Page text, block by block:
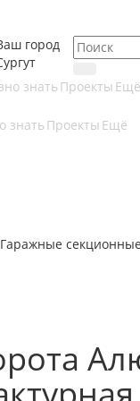
город
знатьПроекты Ещё
знатьПроекты Ещё
Гаражные